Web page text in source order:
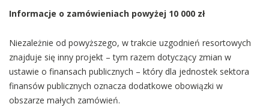
Informacje o zamówieniach powyżej 10 000 zł
Niezależnie od powyższego, w trakcie uzgodnień resortowych
znajduje się inny projekt – tym razem dotyczący zmian w
ustawie o finansach publicznych – który dla jednostek sektora
finansów publicznych oznacza dodatkowe obowiązki w
obszarze małych zamówień.